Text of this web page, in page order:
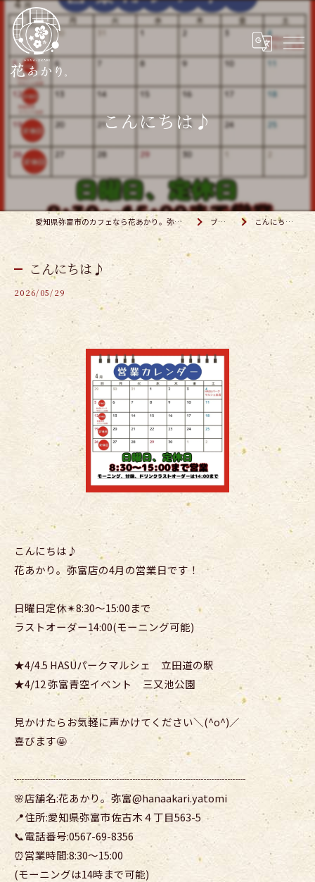
こんにちは♪
愛知県弥富市のカフェなら花あかり。弥富店 ブログ こんにちは♪
こんにちは♪
2026/05/29
こんにちは♪
花あかり。弥富店の4月の営業日です！
日曜日定休✴︎8:30〜15:00まで
ラストオーダー14:00(モーニング可能)
★4/4.5 HASUパークマルシェ 立田道の駅
★4/12 弥富青空イベント 三又池公園
見かけたらお気軽に声かけてください＼(^o^)／
喜びます🤩
┈┈┈┈┈┈┈┈┈┈┈┈┈┈┈┈┈┈┈┈┈┈
🌸店舗名:花あかり。弥富@hanaakari.yatomi
📍住所:愛知県弥富市佐古木４丁目563-5
📞電話番号:0567-69-8356
⏰営業時間:8:30〜15:00
(モーニングは14時まで可能)